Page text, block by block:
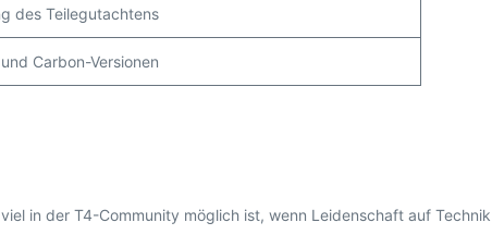
des Teilegutachtens
Carbon-Versionen
in der T4-Community möglich ist, wenn Leidenschaft auf